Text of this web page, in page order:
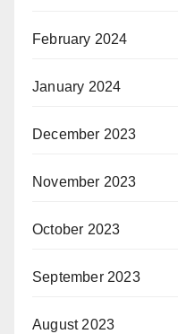
February 2024
January 2024
December 2023
November 2023
October 2023
September 2023
August 2023